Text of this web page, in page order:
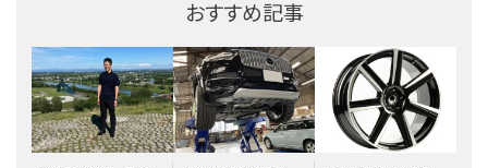
おすすめ記事